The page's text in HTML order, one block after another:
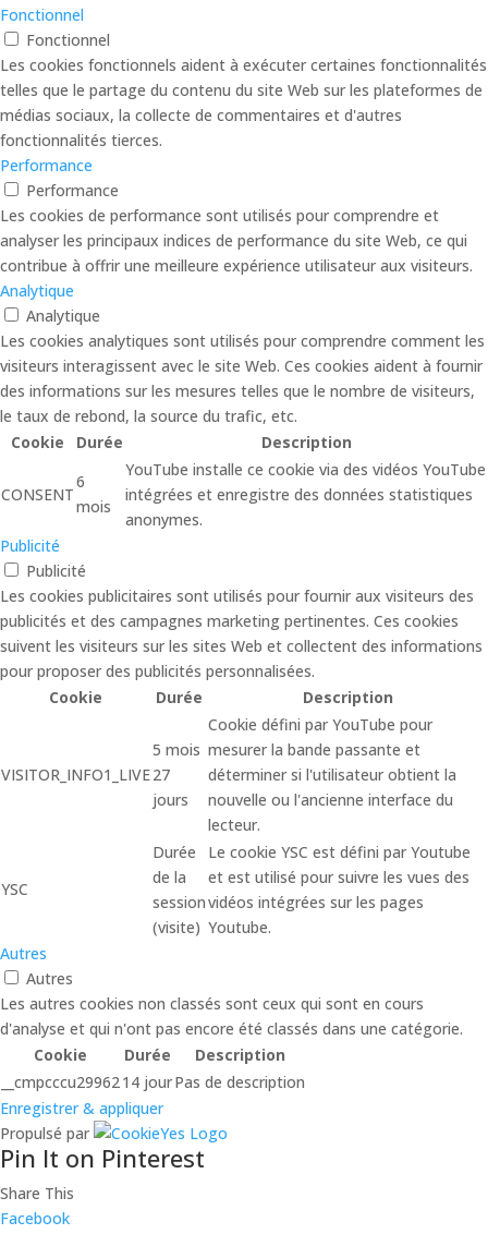
Fonctionnel
Fonctionnel
Les cookies fonctionnels aident à exécuter certaines fonctionnalités
telles que le partage du contenu du site Web sur les plateformes de
médias sociaux, la collecte de commentaires et d'autres
fonctionnalités tierces.
Performance
Performance
Les cookies de performance sont utilisés pour comprendre et
analyser les principaux indices de performance du site Web, ce qui
contribue à offrir une meilleure expérience utilisateur aux visiteurs.
Analytique
Analytique
Les cookies analytiques sont utilisés pour comprendre comment les
visiteurs interagissent avec le site Web. Ces cookies aident à fournir
des informations sur les mesures telles que le nombre de visiteurs,
le taux de rebond, la source du trafic, etc.
Cookie
Durée Description
CONSENT
6
mois
YouTube installe ce cookie via des vidéos YouTube
intégrées et enregistre des données statistiques
anonymes.
Publicité
Publicité
Les cookies publicitaires sont utilisés pour fournir aux visiteurs des
publicités et des campagnes marketing pertinentes. Ces cookies
suivent les visiteurs sur les sites Web et collectent des informations
pour proposer des publicités personnalisées.
Cookie
Durée Description
VISITOR_INFO1_LIVE
5 mois
27
jours
Cookie défini par YouTube pour
mesurer la bande passante et
déterminer si l'utilisateur obtient la
nouvelle ou l'ancienne interface du
lecteur.
YSC
Durée
de la
session
(visite)
Le cookie YSC est défini par Youtube
et est utilisé pour suivre les vues des
vidéos intégrées sur les pages
Youtube.
Autres
Autres
Les autres cookies non classés sont ceux qui sont en cours
d'analyse et qui n'ont pas encore été classés dans une catégorie.
Cookie
Durée
Description
__cmpcccu2996214 jourPas de description
Enregistrer & appliquer
Propulsé par
Pin It on Pinterest
Share This
Facebook